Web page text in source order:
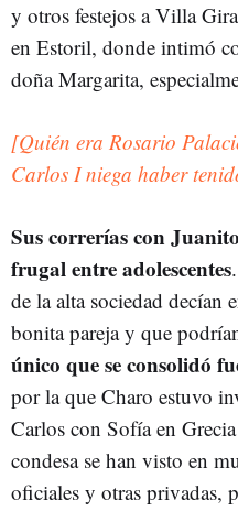
y otros festejos a Villa
en Estoril, donde intimó
doña Margarita,
[Quién era Rosario
Carlos I niega haber
Sus correrías con
frugal entre adolescentes
de la alta sociedad decían
bonita pareja y que
único que se consolidó
por la que Charo estuvo
Carlos con Sofía en
condesa se han visto en
oficiales y otras privadas,